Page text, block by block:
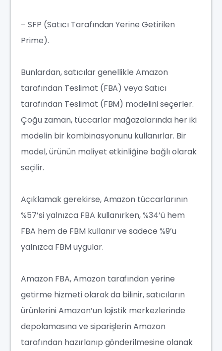
– SFP (Satıcı Tarafından Yerine Getirilen
Prime).
Bunlardan, satıcılar genellikle Amazon
tarafından Teslimat (FBA) veya Satıcı
tarafından Teslimat (FBM) modelini seçerler.
Çoğu zaman, tüccarlar mağazalarında her iki
modelin bir kombinasyonunu kullanırlar. Bir
model, ürünün maliyet etkinliğine bağlı olarak
seçilir.
Açıklamak gerekirse, Amazon tüccarlarının
%57’si yalnızca FBA kullanırken, %34’ü hem
FBA hem de FBM kullanır ve sadece %9’u
yalnızca FBM uygular.
Amazon FBA, Amazon tarafından yerine
getirme hizmeti olarak da bilinir, satıcıların
ürünlerini Amazon’un lojistik merkezlerinde
depolamasına ve siparişlerin Amazon
tarafından hazırlanıp gönderilmesine olanak